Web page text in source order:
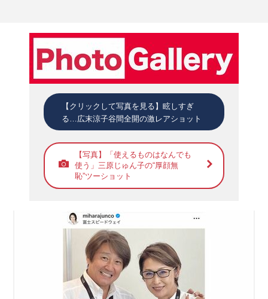
【クリックして写真を見る】眩しすぎ
る…広末涼子谷間全開の激レアショット
【写真】「使えるものはなんでも
使う」三原じゅん子の“厚顔無
恥”ツーショット